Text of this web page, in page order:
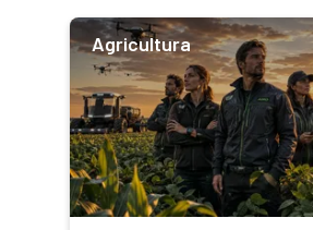
Agricultura